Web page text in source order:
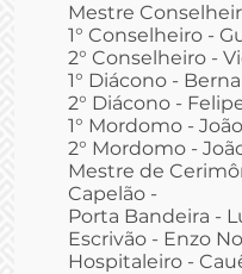
Mestre
1° Conselheiro -
2° Conselheiro -
1° Diácono -
2° Diácono -
1° Mordomo -
2° Mordomo -
Mestre de
Capelão -
Porta Bandeira -
Escrivão - Enzo
Hospitaleiro -